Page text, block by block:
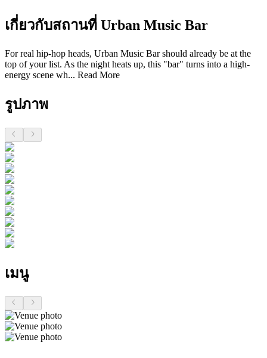
เกี่ยวกับสถานที่ Urban Music Bar
For real hip-hop heads, Urban Music Bar should already be at the
top of your list. As the night heats up, this "bar" turns into a high-
energy scene wh... Read More
รูปภาพ
เมนู